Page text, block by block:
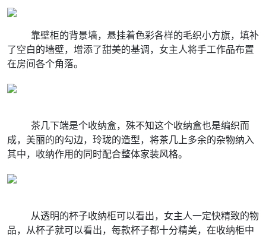
靠壁柜的背景墙，悬挂着色彩各样的毛织小方旗，填补
了空白的墙壁，增添了甜美的基调，女主人将手工作品布置
在房间各个角落。
茶几下端是个收纳盒，殊不知这个收纳盒也是编织而
成，美丽的的勾边，玲珑的造型，将茶几上多余的杂物纳入
其中，收纳作用的同时配合整体家装风格。
从透明的杯子收纳柜可以看出，女主人一定快精致的物
品，从杯子就可以看出，每款杯子都十分精美，在收纳柜中